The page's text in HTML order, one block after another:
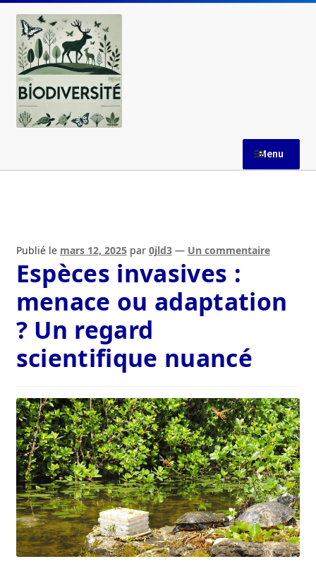
Aller
à
la
navigation
Aller
au
contenu
Menu
Aires Marines Protégées
Blog
Contact
Contaminants et polluants aquatiques
De quoi s’agit-il ?
Fédérations Régionales de Défense contre les
Organismes Nuisibles (Fredon)
France Biodiversité, connaître et respecter la nature
Histoire de l’Etablissement
Publié le mars 12, 2025 par 0jld3 — Un commentaire
Espèces invasives :
menace ou adaptation
? Un regard
scientifique nuancé